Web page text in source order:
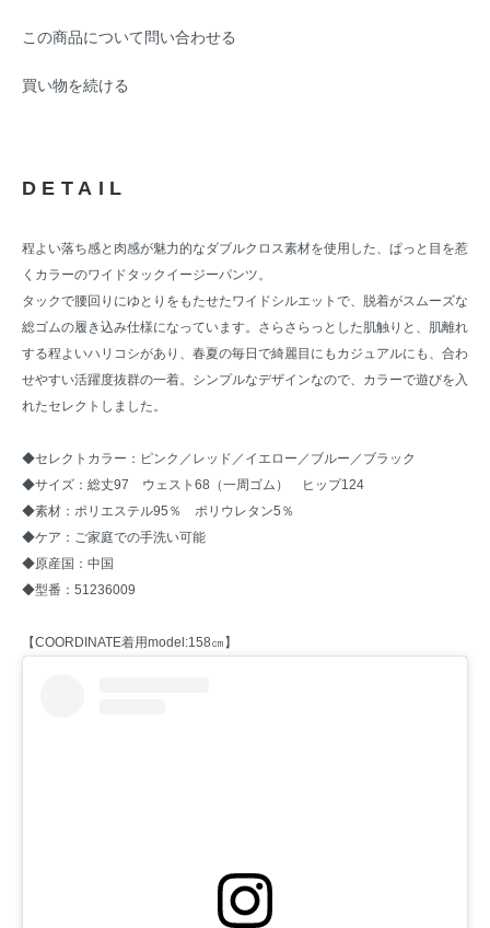
この商品について問い合わせる
買い物を続ける
DETAIL
程よい落ち感と肉感が魅力的なダブルクロス素材を使用した、ぱっと目を惹
くカラーのワイドタックイージーパンツ。
タックで腰回りにゆとりをもたせたワイドシルエットで、脱着がスムーズな
総ゴムの履き込み仕様になっています。さらさらっとした肌触りと、肌離れ
する程よいハリコシがあり、春夏の毎日で綺麗目にもカジュアルにも、合わ
せやすい活躍度抜群の一着。シンプルなデザインなので、カラーで遊びを入
れたセレクトしました。
◆セレクトカラー：ピンク／レッド／イエロー／ブルー／ブラック
◆サイズ：総丈97 ウェスト68（一周ゴム） ヒップ124
◆素材：ポリエステル95％ ポリウレタン5％
◆ケア：ご家庭での手洗い可能
◆原産国：中国
◆型番：51236009
【COORDINATE着用model:158㎝】